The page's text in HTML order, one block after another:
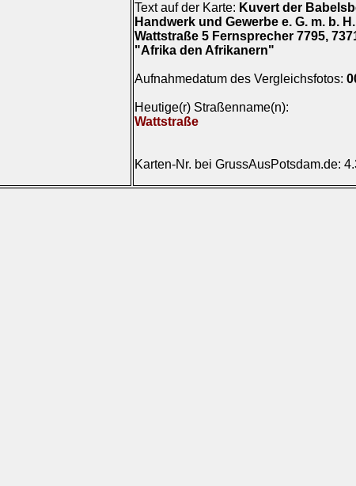
Text auf der Karte: Kuvert der
Handwerk und Gewerbe e. G. m. b.
Wattstraße 5 Fernsprecher 7795,
"Afrika den Afrikanern"
Aufnahmedatum des Vergleichsfotos:
Heutige(r) Straßenname(n):
Wattstraße
Karten-Nr. bei GrussAusPotsdam.de: